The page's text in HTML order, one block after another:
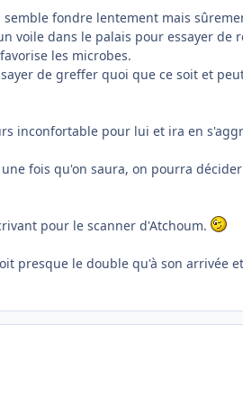
fondre lentement mais
voile dans le palais pour essayer de
les microbes.
de greffer quoi que ce soit et
inconfortable pour lui et ira en
fois qu'on saura, on pourra
pour le scanner d'Atchoum.
presque le double qu'à son arrivée